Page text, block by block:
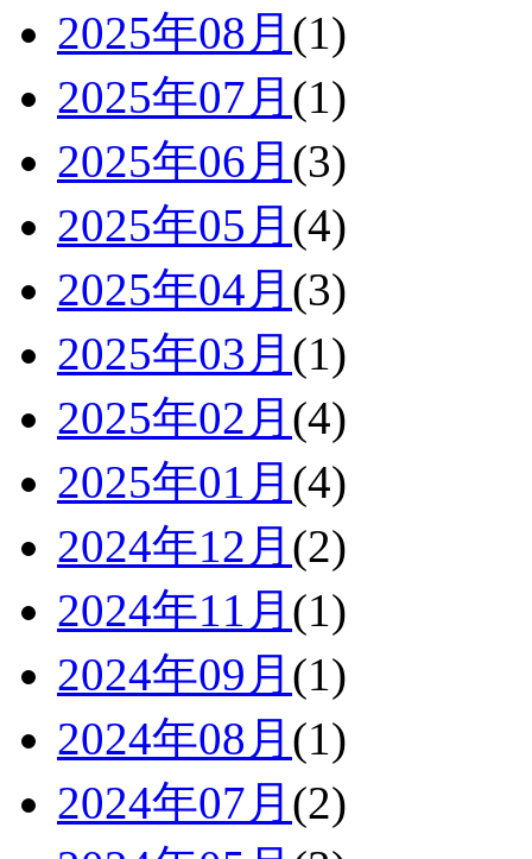
2025年08月 (1)
2025年07月 (1)
2025年06月 (3)
2025年05月 (4)
2025年04月 (3)
2025年03月 (1)
2025年02月 (4)
2025年01月 (4)
2024年12月 (2)
2024年11月 (1)
2024年09月 (1)
2024年08月 (1)
2024年07月 (2)